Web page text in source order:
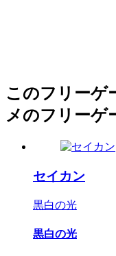
このフリーゲ
メのフリーゲ
セイカン
黒白の光
黒白の光